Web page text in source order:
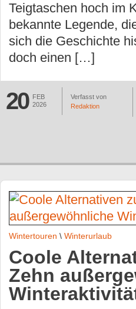
Teigtaschen hoch im
bekannte Legende,
sich die Geschichte
doch einen […]
20
FEB
2026
Verfasst von
Redaktion
Wintertouren \ Winterurlaub
Coole
Zehn